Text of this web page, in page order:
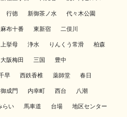
行徳 新御茶ノ水 代々木公園
麻布十番 東新宿 二俣川
上挙母 浄水 りんくう常滑 柏森
大阪梅田 三国 豊中
早 西鉄香椎 薬師堂 春日
御成門 内幸町 西台 八潮
らい 馬車道 台場 地区センター